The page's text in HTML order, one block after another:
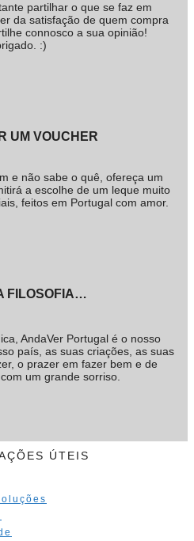
partilhar o que se faz em
da satisfação de quem compra
connosco a sua opinião!
:)
UM VOUCHER
e não sabe o quê, ofereça um
a escolhe de um leque muito
feitos em Portugal com amor.
FILOSOFIA…
AndaVer Portugal é o nosso
país, as suas criações, as suas
o prazer em fazer bem e de
um grande sorriso.
ÚTEIS